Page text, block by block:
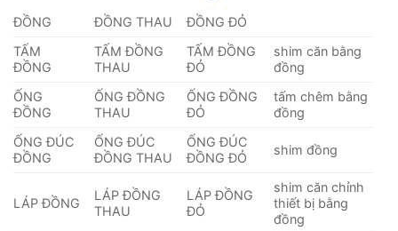
ĐỒNG ĐỒNG THAU
ĐỒNG ĐỎ
TẤM
ĐỒNG
TẤM ĐỒNG
THAU
TẤM ĐỒNG
ĐỎ
shim căn bằng
đồng
ỐNG
ĐỒNG
ỐNG ĐỒNG
THAU
ỐNG ĐỒNG
ĐỎ
tấm chêm bằng
đồng
ỐNG ĐÚC
ĐỒNG
ỐNG ĐÚC
ĐỒNG THAU
ỐNG ĐÚC
ĐỒNG ĐỎ
shim đồng
LÁP ĐỒNG
LÁP ĐỒNG
THAU
LÁP ĐỒNG
ĐỎ
shim căn chỉnh
thiết bị bằng
đồng